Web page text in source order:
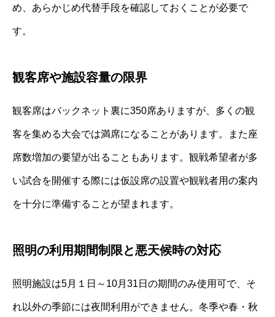
め、あらかじめ代替手段を確認しておくことが必要で
す。
観客席や施設容量の限界
観客席はバックネット裏に350席ありますが、多くの観
客を集める大会では満席になることがあります。また座
席数増加の要望が出ることもあります。観戦希望者が多
い試合を開催する際には仮設席の設置や観戦者用の案内
を十分に準備することが望まれます。
照明の利用期間制限と悪天候時の対応
照明施設は5月１日～10月31日の期間のみ使用可で、そ
れ以外の季節には夜間利用ができません。冬季や春・秋